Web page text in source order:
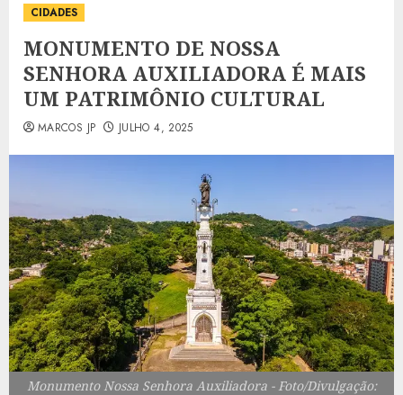
CIDADES
MONUMENTO DE NOSSA
SENHORA AUXILIADORA É MAIS
UM PATRIMÔNIO CULTURAL
MARCOS JP JULHO 4, 2025
Monumento Nossa Senhora Auxiliadora - Foto/Divulgação: